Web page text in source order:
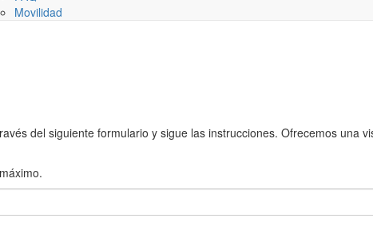
Movilidad
del siguiente formulario y sigue las instrucciones. Ofrecemos una